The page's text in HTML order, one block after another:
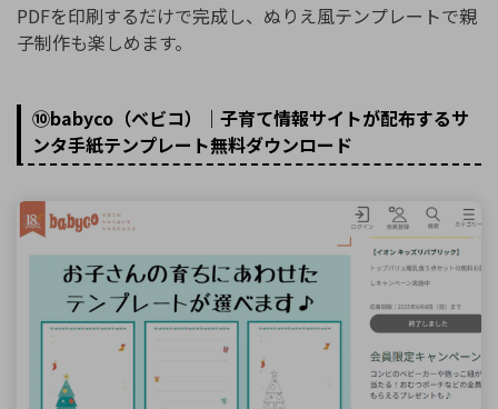
PDFを印刷するだけで完成し、ぬりえ風テンプレートで親
子制作も楽しめます。
⑩babyco（ベビコ）｜子育て情報サイトが配布するサ
ンタ手紙テンプレート無料ダウンロード